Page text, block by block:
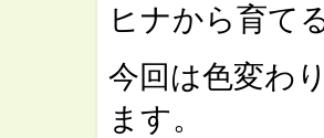
ヒナから育て
今回は色変わ
ます。